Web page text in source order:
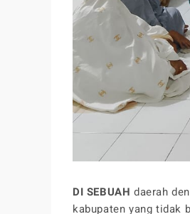
DI SEBUAH daerah
kabupaten yang tidak